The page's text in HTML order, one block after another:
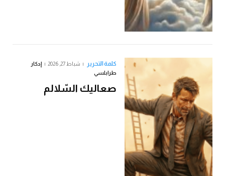
كلمة التحرير شباط 27, 2026
إدكار
طرابلسي
صعاليك السّلالم